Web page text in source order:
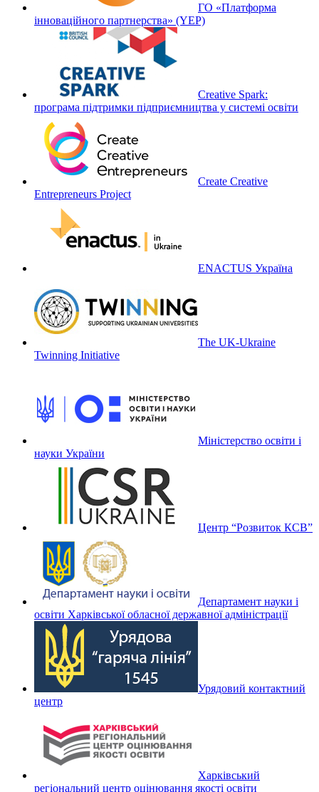
ГО «Платформа
інноваційного партнерства» (YEP)
Creative Spark:
програма підтримки підприємництва у системі освіти
Create Creative
Entrepreneurs Project
ENACTUS Україна
The UK-Ukraine
Twinning Initiative
Міністерство освіти і
науки України
Центр “Розвиток КСВ”
Департамент науки і
освіти Харківської обласної державної адміністрації
Урядовий контактний
центр
Харківський
регіональний центр оцінювання якості освіти